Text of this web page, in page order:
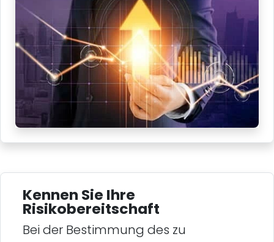
Kennen Sie Ihre
Risikobereitschaft
Bei der Bestimmung des zu